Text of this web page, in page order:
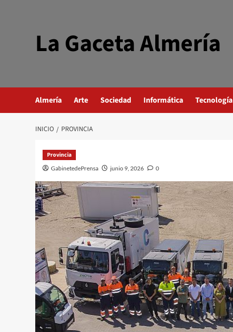
La Gaceta Almería
Almería Arte Sociedad Informática Tecnología
INICIO PROVINCIA
Provincia
GabinetedePrensa junio 9, 2026 0